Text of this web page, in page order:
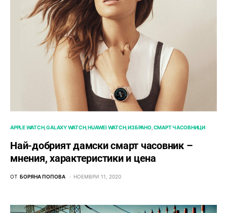
APPLE WATCH GALAXY WATCH HUAWEI WATCH ИЗБРАНО СМАРТ ЧАСОВНИЦИ
Най-добрият дамски смарт часовник –
мнения, характеристики и цена
ОТ БОРЯНА ПОПОВА НОЕМВРИ 11, 2020